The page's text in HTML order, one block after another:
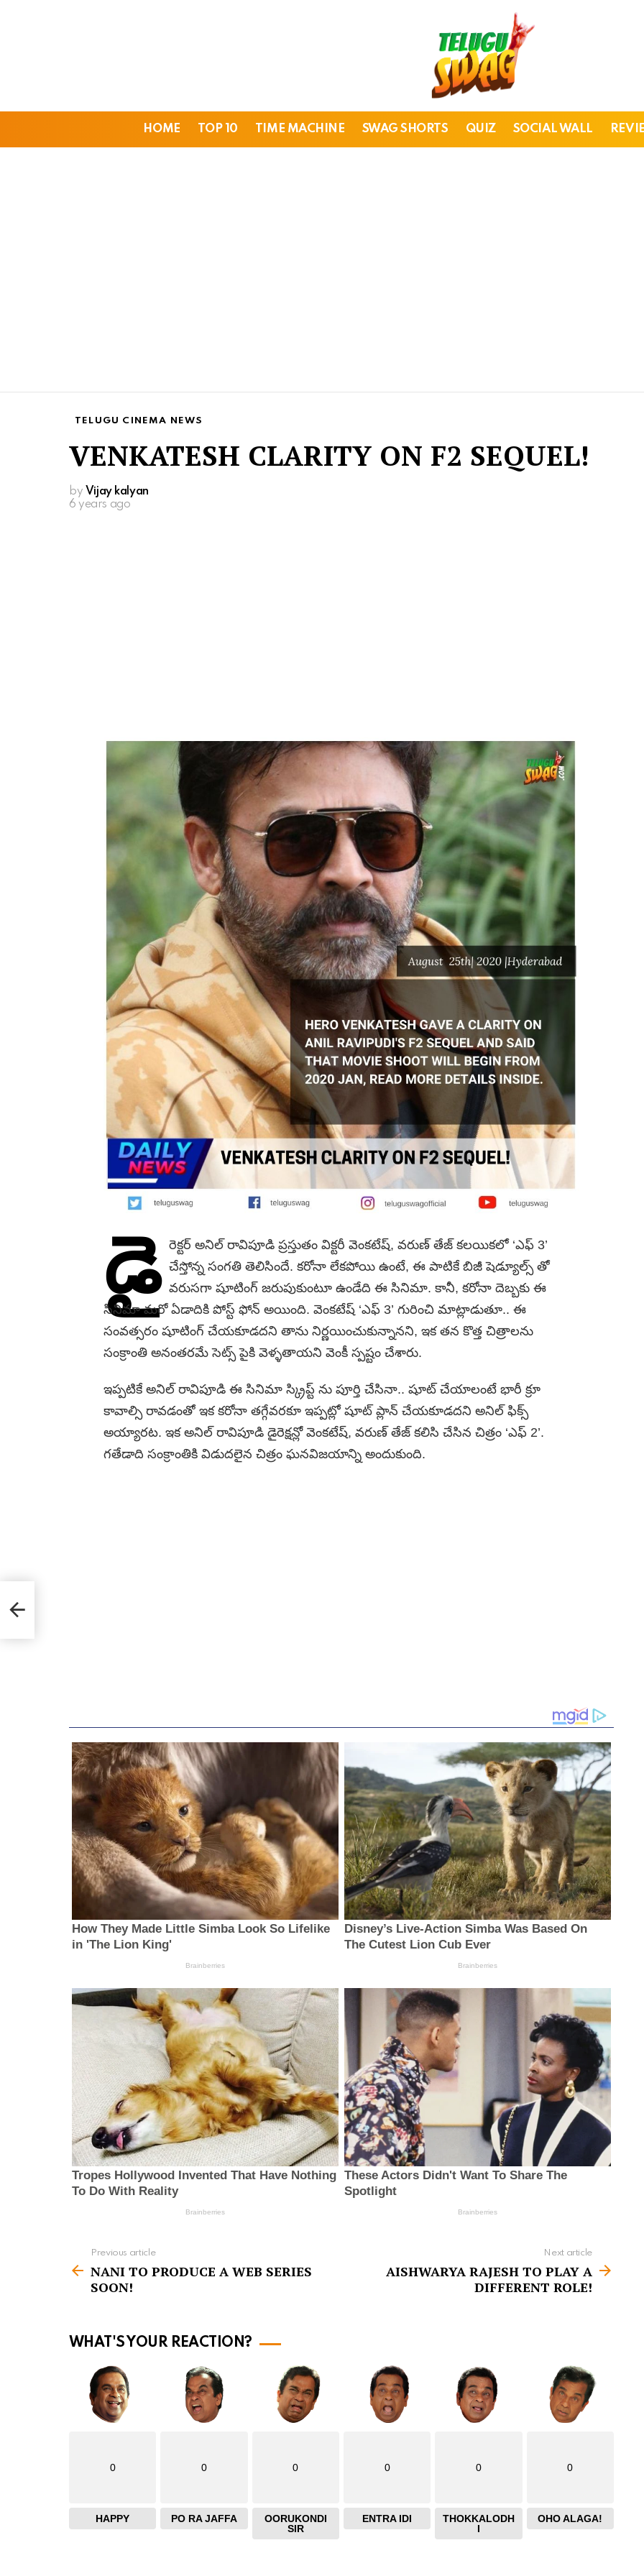
HOME TOP 10 TIME MACHINE SWAG SHORTS QUIZ SOCIAL WALL
TELUGU CINEMA NEWS
VENKATESH CLARITY ON F2 SEQUEL!
by Vijay kalyan
6 years ago
డై రెక్టర్ అనిల్ రావిపూడి ప్రస్తుతం విక్టరీ వెంకటేష్, వరుణ్ తేజ్ కలయికలో ‘ఎఫ్ 3’
చేస్తోన్న సంగతి తెలిసిందే. కరోనా లేకపోయి ఉంటే, ఈ పాటికే బిజీ షెడ్యూల్స్ తో
వరుసగా షూటింగ్ జరుపుకుంటూ ఉండేది ఈ సినిమా. కానీ, కరోనా దెబ్బకు ఈ
సినిమా మరో ఏడాదికి పోస్ట్ ఫోన్ అయింది. వెంకటేష్ ‘ఎఫ్ 3’ గురించి మాట్లాడుతూ.. ఈ
సంవత్సరం షూటింగ్ చేయకూడదని తాను నిర్ణయించుకున్నానని, ఇక తన కొత్త చిత్రాలను
సంక్రాంతి అనంతరమే సెట్స్ పైకి వెళ్ళతాయని వెంకీ స్పష్టం చేశారు.
ఇప్పటికే అనిల్ రావిపూడి ఈ సినిమా స్క్రిప్ట్ ను పూర్తి చేసినా.. షూట్ చేయాలంటే భారీ క్రూ
కావాల్సి రావడంతో ఇక కరోనా తగ్గేవరకూ ఇప్పట్లో షూట్ ప్లాన్ చేయకూడదని అనిల్ ఫిక్స్
అయ్యారట. ఇక అనిల్ రావిపూడి డైరెక్షన్లో వెంకటేష్, వరుణ్ తేజ్ కలిసి చేసిన చిత్రం ‘ఎఫ్ 2’.
గతేడాది సంక్రాంతికి విడుదలైన చిత్రం ఘనవిజయాన్ని అందుకుంది.
e
o
Previous article
NANI TO PRODUCE A WEB SERIES
SOON!
Next article
AISHWARYA RAJESH TO PLAY A
DIFFERENT ROLE!
WHAT'S YOUR REACTION?
0
HAPPY
0
PO RA JAFFA
0
OORUKONDI
SIR
0
ENTRA IDI
0
THOKKALODH
I
0
OHO ALAGA!